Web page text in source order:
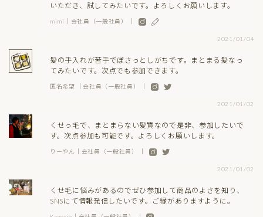
いただき、試してみたいです。よろしくお願いします。
mimi｜会社員（一般社員） ｜
2021/01/04
髪の手入れが苦手でぼさっとしがちです。まとまる髪なっ
てみたいです。次点でも参加できます。
匿名希望 ｜会社員（一般社員） ｜
2021/01/02
くせっ毛で、まとまらない髪質なので是非、参加したいで
す。次点参加も可能です。よろしくお願いします。
りーやん｜会社員（一般社員） ｜
2021/01/02
くせ毛に悩みがあるのでぜひ参加して商品のよさを知り、
SNSにて情報発信したいです。ご縁がありますように。